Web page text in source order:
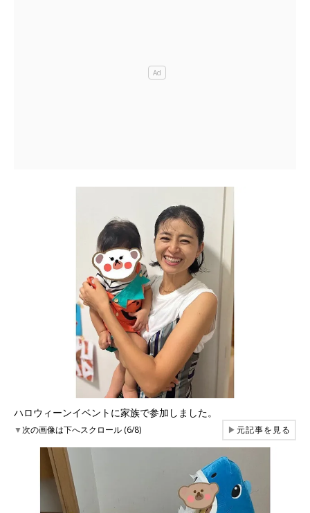
ハロウィーンイベントに家族で参加しました。
▼次の画像は下へスクロール (6/8) ▶元記事を見る